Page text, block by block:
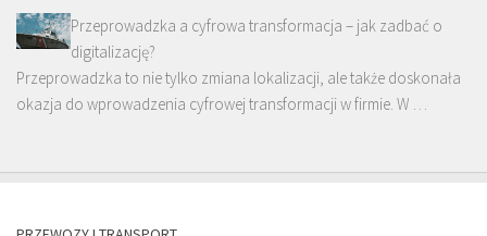
Przeprowadzka a cyfrowa transformacja – jak zadbać o
digitalizację?
Przeprowadzka to nie tylko zmiana lokalizacji, ale także doskonała
okazja do wprowadzenia cyfrowej transformacji w firmie. W …